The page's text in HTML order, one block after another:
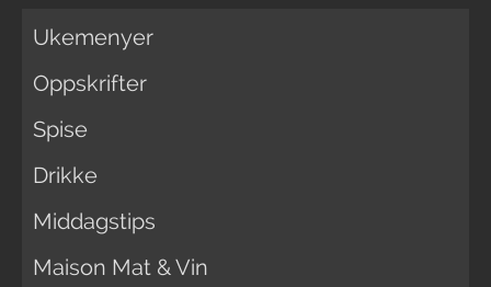
Ukemenyer
Oppskrifter
Spise
Drikke
Middagstips
Maison Mat & Vin